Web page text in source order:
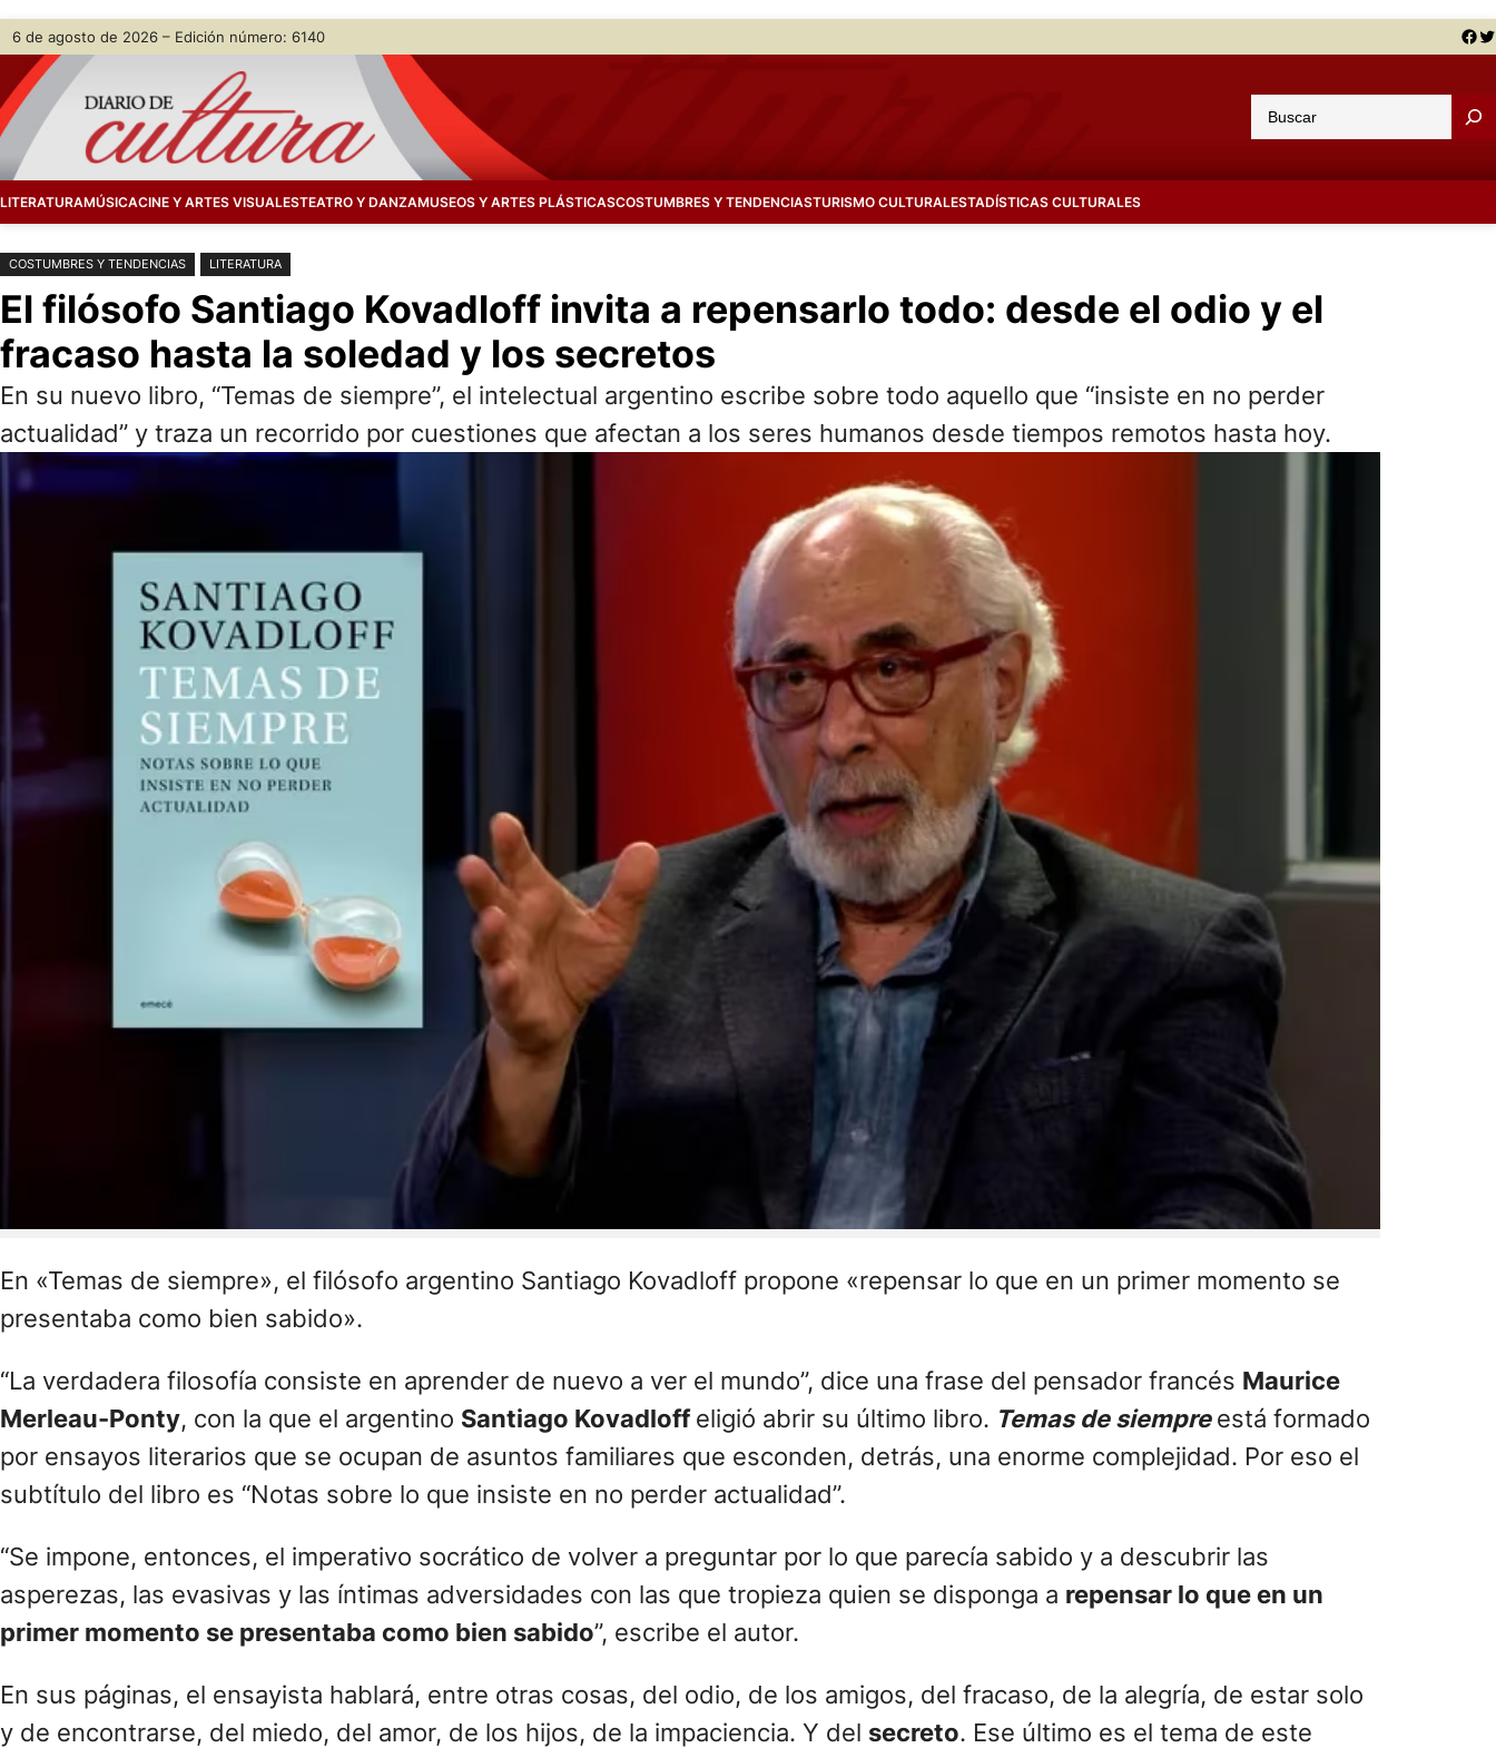
Saltar
contenido
Skip
content
6 de agosto de 2026 – Edición número: 6140 Facebook Twitter
u
a
LITERATURAMÚSICACINE Y ARTES VISUALESTEATRO Y DANZAMUSEOS Y ARTES PLÁSTICASCOSTUMBRES Y TENDENCIASTURISMO CULTURALESTADÍSTICAS CULTURALES
COSTUMBRES Y TENDENCIAS LITERATURA
El filósofo Santiago Kovadloff invita a repensarlo todo: desde el odio y el
fracaso hasta la soledad y los secretos
En su nuevo libro, “Temas de siempre”, el intelectual argentino escribe sobre todo aquello que “insiste en no perder
actualidad” y traza un recorrido por cuestiones que afectan a los seres humanos desde tiempos remotos hasta hoy.
En «Temas de siempre», el filósofo argentino Santiago Kovadloff propone «repensar lo que en un primer momento se
presentaba como bien sabido».
“La verdadera filosofía consiste en aprender de nuevo a ver el mundo”, dice una frase del pensador francés Maurice
Merleau-Ponty, con la que el argentino Santiago Kovadloffeligió abrir su último libro. Temas de siempreestá formado
por ensayos literarios que se ocupan de asuntos familiares que esconden, detrás, una enorme complejidad. Por eso el
subtítulo del libro es “Notas sobre lo que insiste en no perder actualidad”.
“Se impone, entonces, el imperativo socrático de volver a preguntar por lo que parecía sabido y a descubrir las
asperezas, las evasivas y las íntimas adversidades con las que tropieza quien se disponga a repensar lo que en un
primer momento se presentaba como bien sabido”, escribe el autor.
En sus páginas, el ensayista hablará, entre otras cosas, del odio, de los amigos, del fracaso, de la alegría, de estar solo
y de encontrarse, del miedo, del amor, de los hijos, de la impaciencia. Y del secreto. Ese último es el tema de este